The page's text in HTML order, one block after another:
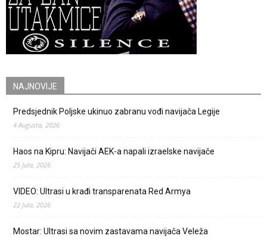
NAJNOVIJE
Predsjednik Poljske ukinuo zabranu vođi navijača Legije
4 Augusta, 2026
Haos na Kipru: Navijači AEK-a napali izraelske navijače
25 Jula, 2026
VIDEO: Ultrasi u krađi transparenata Red Armya
22 Jula, 2026
Mostar: Ultrasi sa novim zastavama navijača Veleža